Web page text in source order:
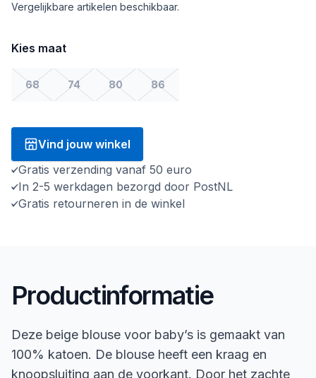
Vergelijkbare artikelen beschikbaar.
Kies maat
68 74 80 86
Vind jouw winkel
Gratis verzending vanaf 50 euro
In 2-5 werkdagen bezorgd door PostNL
Gratis retourneren in de winkel
Productinformatie
Deze beige blouse voor baby’s is gemaakt van
100% katoen. De blouse heeft een kraag en
knoopsluiting aan de voorkant. Door het zachte